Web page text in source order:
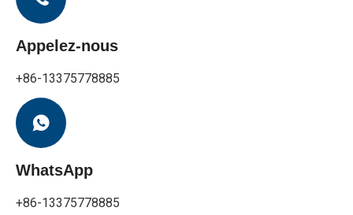
Appelez-nous
+86-13375778885
WhatsApp
+86-13375778885